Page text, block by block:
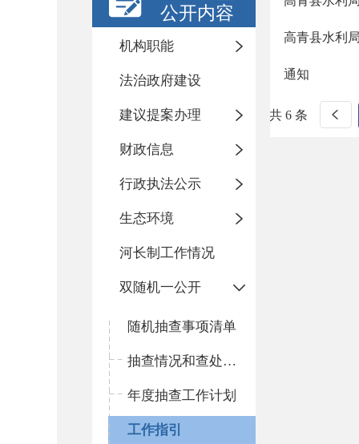
公开内容
机构职能
法治政府建设
建议提案办理
财政信息
行政执法公示
生态环境
河长制工作情况
双随机一公开
随机抽查事项清单
抽查情况和查处结果
年度抽查工作计划
工作指引
高青县水利
通知
共 6 条